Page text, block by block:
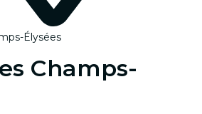
Élysées
Champs-